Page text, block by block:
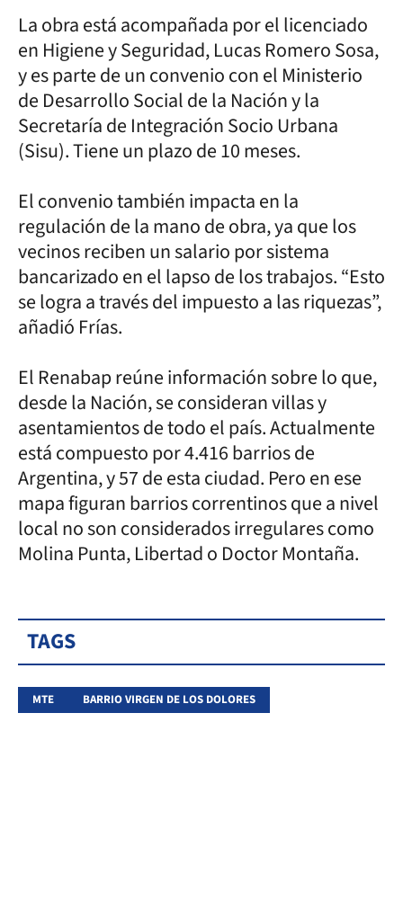
La obra está acompañada por el licenciado
en Higiene y Seguridad, Lucas Romero Sosa,
y es parte de un convenio con el Ministerio
de Desarrollo Social de la Nación y la
Secretaría de Integración Socio Urbana
(Sisu). Tiene un plazo de 10 meses.
El convenio también impacta en la
regulación de la mano de obra, ya que los
vecinos reciben un salario por sistema
bancarizado en el lapso de los trabajos. “Esto
se logra a través del impuesto a las riquezas”,
añadió Frías.
El Renabap reúne información sobre lo que,
desde la Nación, se consideran villas y
asentamientos de todo el país. Actualmente
está compuesto por 4.416 barrios de
Argentina, y 57 de esta ciudad. Pero en ese
mapa figuran barrios correntinos que a nivel
local no son considerados irregulares como
Molina Punta, Libertad o Doctor Montaña.
TAGS
MTE BARRIO VIRGEN DE LOS DOLORES